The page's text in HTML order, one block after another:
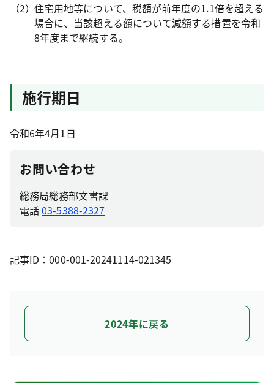
住宅用地等について、税額が前年度の1.1倍を超える
場合に、当該超える額について減額する措置を令和
8年度まで継続する。
施行期日
令和6年4月1日
お問い合わせ
総務局総務部文書課
電話03-5388-2327
記事ID：000-001-20241114-021345
2024年に戻る